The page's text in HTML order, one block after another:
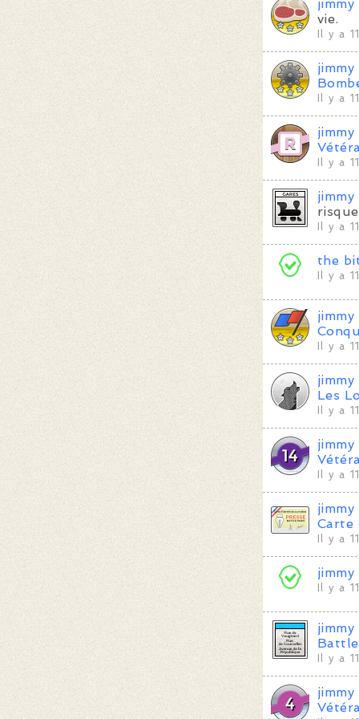
vie.
Il y a
Il y a
Il y a
Il y a
the
Il y a
Il y a
Les
Il y a
Il y a
Carte
Il y a
Il y a
Il y a